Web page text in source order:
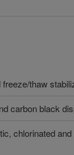
thaw
carbon black
chlorinated